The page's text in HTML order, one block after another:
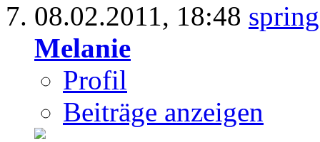
08.02.2011, 18:48
Melanie
Profil
Beiträge anzeigen